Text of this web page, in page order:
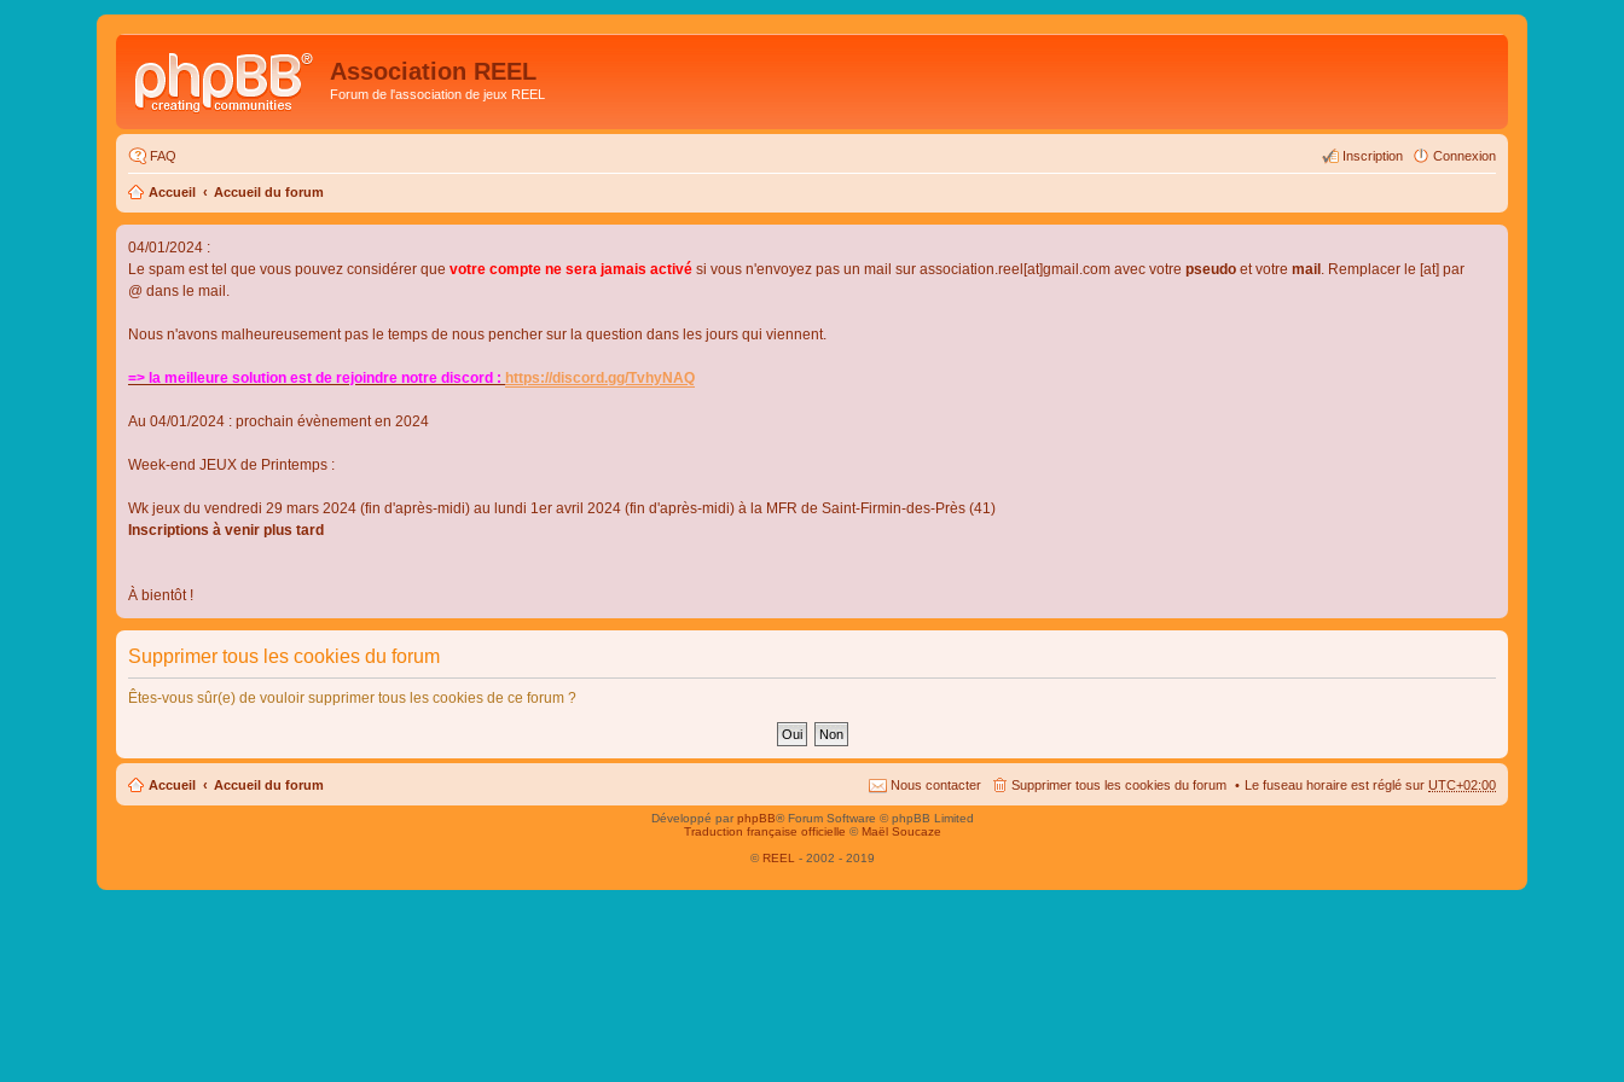
Association REEL
Forum de l'association de jeux REEL
FAQ Connexion
Inscription
Accueil Accueil du forum
04/01/2024 :
Le spam est tel que vous pouvez considérer que votre compte ne sera jamais activé si vous n'envoyez pas un mail sur association.reel[at]gmail.com avec votre pseudo et votre mail . Remplacer le [at] par
@ dans le mail.
Nous n'avons malheureusement pas le temps de nous pencher sur la question dans les jours qui viennent.
=> la meilleure solution est de rejoindre notre discord : https://discord.gg/TvhyNAQ
Au 04/01/2024 : prochain évènement en 2024
Week-end JEUX de Printemps :
Wk jeux du vendredi 29 mars 2024 (fin d'après-midi) au lundi 1er avril 2024 (fin d'après-midi) à la MFR de Saint-Firmin-des-Près (41)
Inscriptions à venir plus tard
À bientôt !
Supprimer tous les cookies du forum
Êtes-vous sûr(e) de vouloir supprimer tous les cookies de ce forum ?
Accueil Accueil du forum Le fuseau horaire est réglé sur UTC+02:00
Supprimer tous les cookies du forum
Nous contacter
Développé parphpBB® Forum Software © phpBB Limited
Traduction française officielle © Maël Soucaze
© REEL - 2002 - 2019